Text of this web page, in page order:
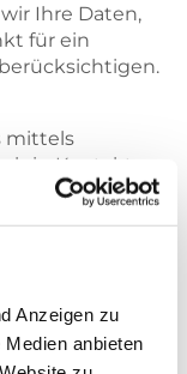
Anzeigen zu
anbieten
Ihre Daten,
für ein
mittels
in Kontakt zu
werden
Anliegens
ist § 6
Kirchlichen